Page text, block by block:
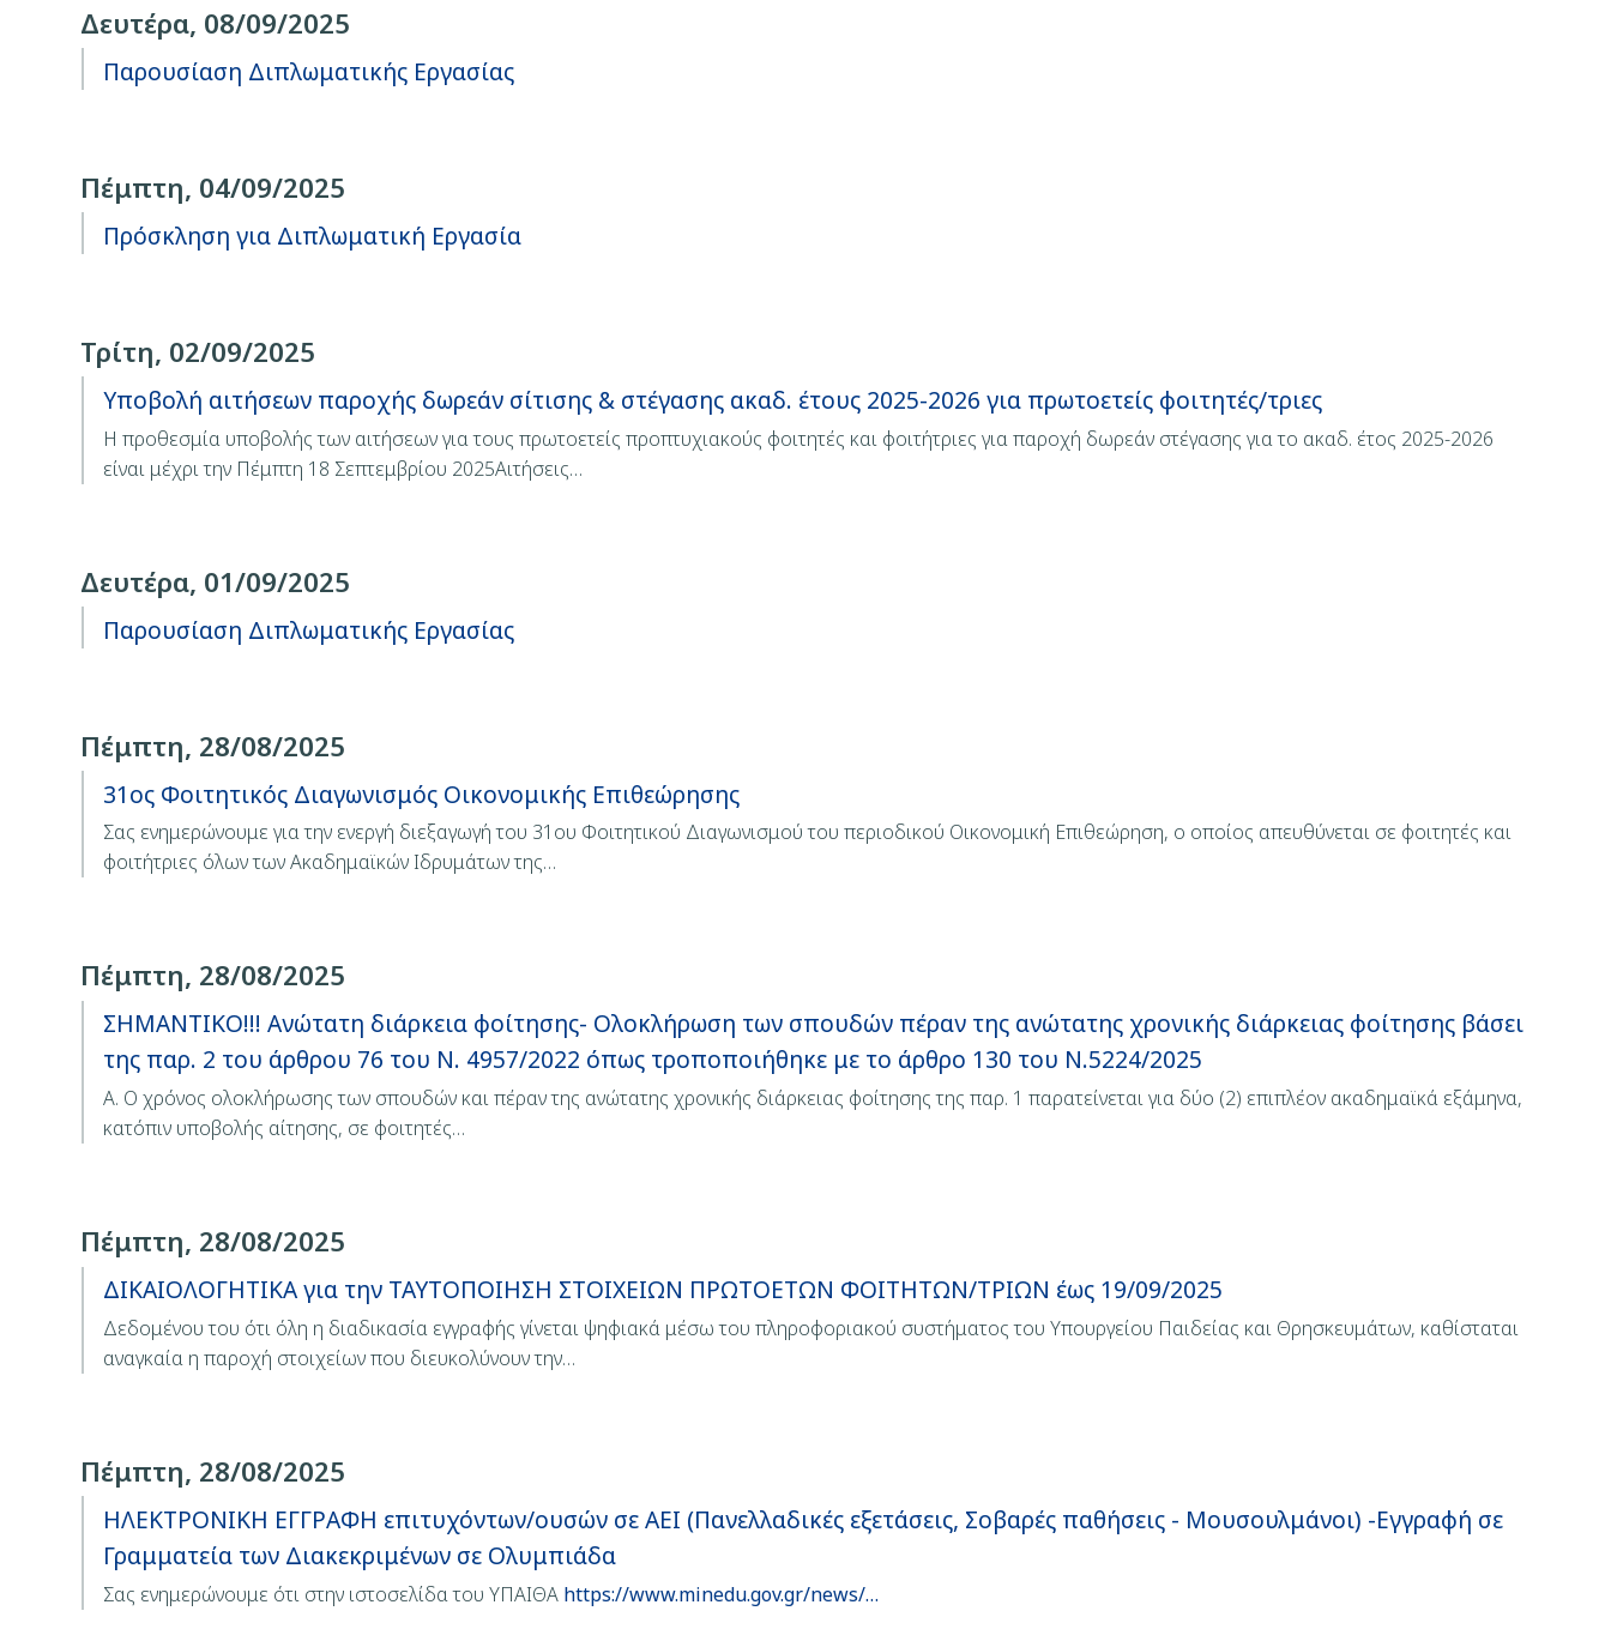
Δευτέρα, 08/09/2025
Παρουσίαση Διπλωματικής Εργασίας
Πέμπτη, 04/09/2025
Πρόσκληση για Διπλωματική Εργασία
Τρίτη, 02/09/2025
Υποβολή αιτήσεων παροχής δωρεάν σίτισης & στέγασης ακαδ. έτους 2025-2026 για πρωτοετείς φοιτητές/τριες
Η προθεσμία υποβολής των αιτήσεων για τους πρωτοετείς προπτυχιακούς φοιτητές και φοιτήτριες για παροχή δωρεάν στέγασης για το ακαδ. έτος 2025-2026
είναι μέχρι την Πέμπτη 18 Σεπτεμβρίου 2025Αιτήσεις…
Δευτέρα, 01/09/2025
Παρουσίαση Διπλωματικής Εργασίας
Πέμπτη, 28/08/2025
31ος Φοιτητικός Διαγωνισμός Οικονομικής Επιθεώρησης
Σας ενημερώνουμε για την ενεργή διεξαγωγή του 31ου Φοιτητικού Διαγωνισμού του περιοδικού Οικονομική Επιθεώρηση, ο οποίος απευθύνεται σε φοιτητές και
φοιτήτριες όλων των Ακαδημαϊκών Ιδρυμάτων της…
Πέμπτη, 28/08/2025
ΣΗΜΑΝΤΙΚΟ!!! Ανώτατη διάρκεια φοίτησης- Ολοκλήρωση των σπουδών πέραν της ανώτατης χρονικής διάρκειας φοίτησης βάσει
της παρ. 2 του άρθρου 76 του Ν. 4957/2022 όπως τροποποιήθηκε με το άρθρο 130 του Ν.5224/2025
Α. Ο χρόνος ολοκλήρωσης των σπουδών και πέραν της ανώτατης χρονικής διάρκειας φοίτησης της παρ. 1 παρατείνεται για δύο (2) επιπλέον ακαδημαϊκά εξάμηνα,
κατόπιν υποβολής αίτησης, σε φοιτητές…
Πέμπτη, 28/08/2025
ΔΙΚΑΙΟΛΟΓΗΤΙΚΑ για την ΤΑΥΤΟΠΟΙΗΣΗ ΣΤΟΙΧΕΙΩΝ ΠΡΩΤΟΕΤΩΝ ΦΟΙΤΗΤΩΝ/ΤΡΙΩΝ έως 19/09/2025
Δεδομένου του ότι όλη η διαδικασία εγγραφής γίνεται ψηφιακά μέσω του πληροφοριακού συστήματος του Υπουργείου Παιδείας και Θρησκευμάτων, καθίσταται
αναγκαία η παροχή στοιχείων που διευκολύνουν την…
Πέμπτη, 28/08/2025
ΗΛΕΚΤΡΟΝΙΚΗ ΕΓΓΡΑΦΗ επιτυχόντων/ουσών σε ΑΕΙ (Πανελλαδικές εξετάσεις, Σοβαρές παθήσεις - Μουσουλμάνοι) -Εγγραφή σε
Γραμματεία των Διακεκριμένων σε Ολυμπιάδα
Σας ενημερώνουμε ότι στην ιστοσελίδα του ΥΠΑΙΘΑ https://www.minedu.gov.gr/news/…